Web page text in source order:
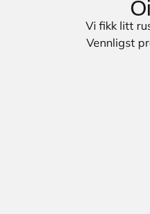
Vi fikk litt
Vennligst